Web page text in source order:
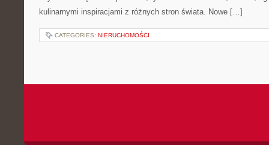
kulinarnymi inspiracjami z różnych stron świata. Nowe […]
CATEGORIES: NIERUCHOMOŚCI